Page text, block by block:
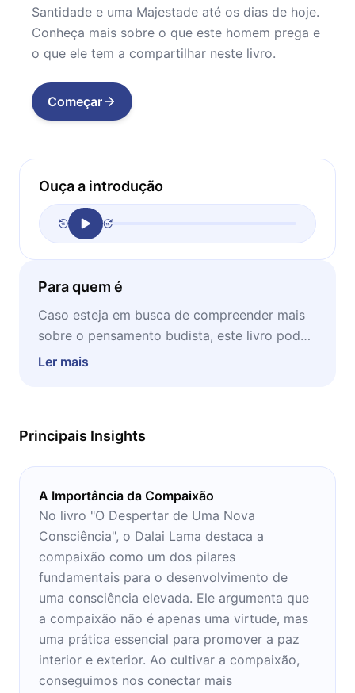
Santidade e uma Majestade até os dias de hoje.
Conheça mais sobre o que este homem prega e
o que ele tem a compartilhar neste livro.
Começar
Ouça a introdução
Para quem é
Caso esteja em busca de compreender mais
sobre o pensamento budista, este livro pode
ser uma boa porta de entrada. Ideal para ser
Ler mais
Principais Insights
A Importância da Compaixão
No livro "O Despertar de Uma Nova
Consciência", o Dalai Lama destaca a
compaixão como um dos pilares
fundamentais para o desenvolvimento de
uma consciência elevada. Ele argumenta que
a compaixão não é apenas uma virtude, mas
uma prática essencial para promover a paz
interior e exterior. Ao cultivar a compaixão,
conseguimos nos conectar mais